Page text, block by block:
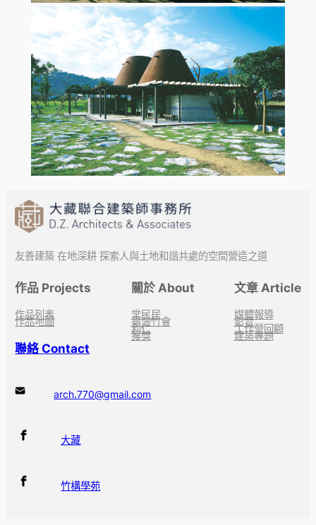
友善建築 在地深耕 探索人與土地和諧共處的空間營造之道
作品 Projects
作品列表
作品地圖
關於 About
常民居
臺灣竹會
利仁
獲獎
文章 Article
媒體報導
影音
工作營回顧
建築專題
聯絡 Contact
arch.770@gmail.com
大藏
竹構學苑